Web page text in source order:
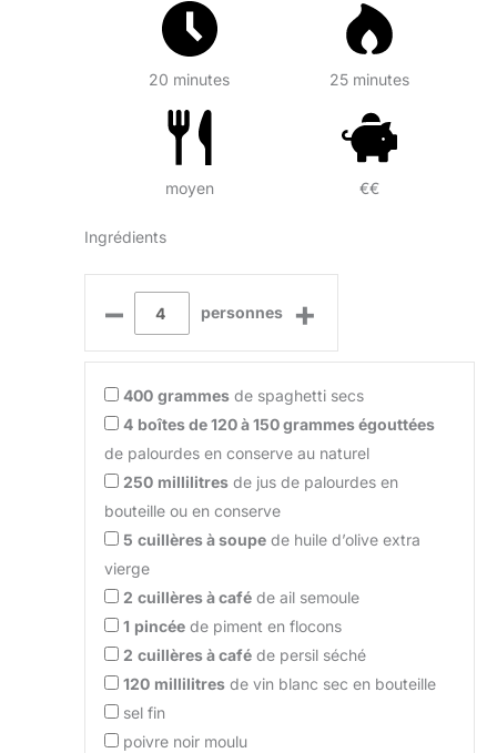
20 minutes 25 minutes
moyen €€
Ingrédients
– personnes +
400 grammes de spaghetti secs
4 boîtes de 120 à 150 grammes égouttées
de palourdes en conserve au naturel
250 millilitres de jus de palourdes en
bouteille ou en conserve
5 cuillères à soupe de huile d’olive extra
vierge
2 cuillères à café de ail semoule
1 pincée de piment en flocons
2 cuillères à café de persil séché
120 millilitres de vin blanc sec en bouteille
sel fin
poivre noir moulu